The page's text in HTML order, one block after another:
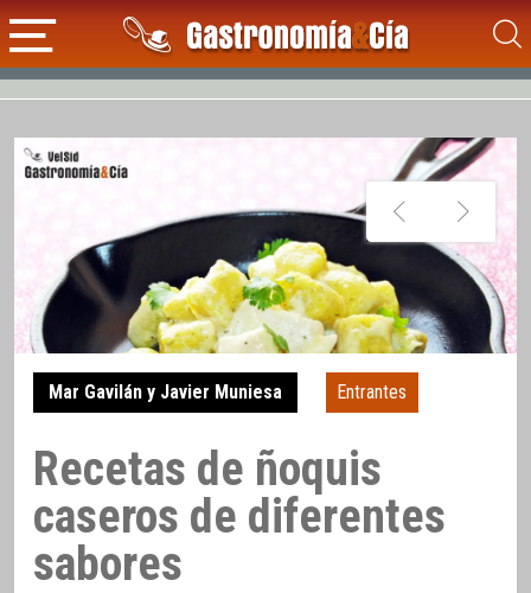
Mar Gavilán y Javier Muniesa Entrantes
Recetas de ñoquis
caseros de diferentes
sabores